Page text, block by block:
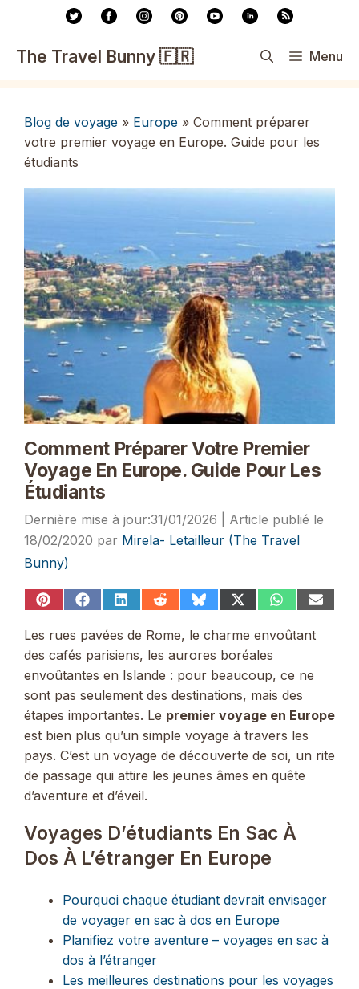
contenu
The Travel Bunny 🇫🇷 Menu
Blog de voyage » Europe » Comment préparer
votre premier voyage en Europe. Guide pour les
étudiants
Comment Préparer Votre Premier
Voyage En Europe. Guide Pour Les
Étudiants
31/01/2026
18/02/2020 par Mirela- Letailleur (The Travel
Bunny)
Share
Pinterest
Share
Facebook
Share
LinkedIn
Share
Reddit
Share
Bluesky
Share
(Twitter)
Share
WhatsApp
Share
Email
Les rues pavées de Rome, le charme envoûtant
des cafés parisiens, les aurores boréales
envoûtantes en Islande : pour beaucoup, ce ne
sont pas seulement des destinations, mais des
étapes importantes. Le premier voyage en Europe
est bien plus qu’un simple voyage à travers les
pays. C’est un voyage de découverte de soi, un rite
de passage qui attire les jeunes âmes en quête
d’aventure et d’éveil.
Voyages D’étudiants En Sac À
Dos À L’étranger En Europe
Pourquoi chaque étudiant devrait envisager
de voyager en sac à dos en Europe
Planifiez votre aventure – voyages en sac à
dos à l’étranger
Les meilleures destinations pour les voyages